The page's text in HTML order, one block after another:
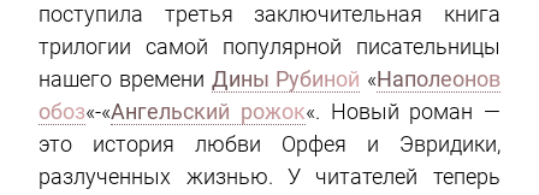
поступила третья заключительная книга
трилогии самой популярной писательницы
нашего времени Дины Рубиной «Наполеонов
обоз«-«Ангельский рожок«. Новый роман —
это история любви Орфея и Эвридики,
разлученных жизнью. У читателей теперь